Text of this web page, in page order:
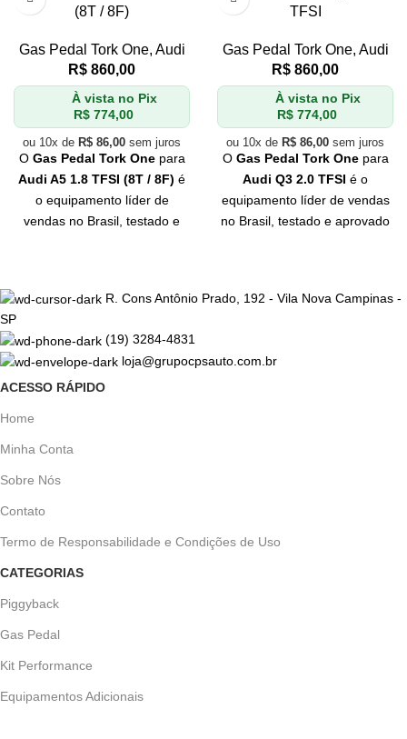
(8T / 8F)
Gas Pedal Tork One, Audi
R$ 860,00
À vista no Pix
R$ 774,00
ou 10x de R$ 86,00 sem juros
O Gas Pedal Tork Onepara
Audi A5 1.8 TFSI (8T / 8F) é
o equipamento líder de
vendas no Brasil, testado e
eficiência, Tork One é a sua
tempo e adquira já o seu!
TFSI
Gas Pedal Tork One, Audi
R$ 860,00
À vista no Pix
R$ 774,00
ou 10x de R$ 86,00 sem juros
O Gas Pedal Tork Onepara
Audi Q3 2.0 TFSI é o
equipamento líder de vendas
no Brasil, testado e aprovado
eficiência, Tork One é a sua
R. Cons Antônio Prado, 192 - Vila Nova Campinas -
SP
(19) 3284-4831
loja@grupocpsauto.com.br
ACESSO RÁPIDO
Home
Minha Conta
Sobre Nós
Contato
Termo de Responsabilidade e Condições de Uso
CATEGORIAS
Piggyback
Gas Pedal
Kit Performance
Equipamentos Adicionais